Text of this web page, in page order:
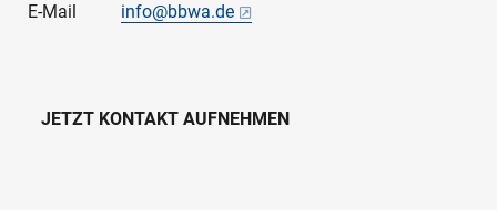
E-Mail
info@bbwa.de
JETZT KONTAKT AUFNEHMEN